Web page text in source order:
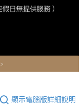
顯示電腦版詳細說明